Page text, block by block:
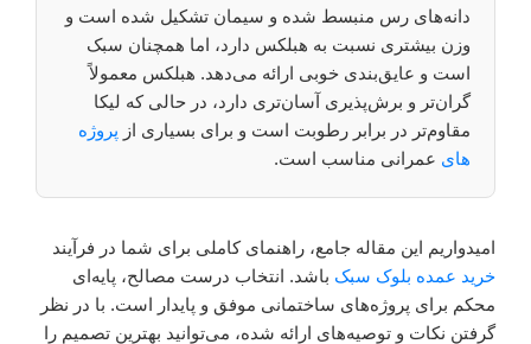
دانه‌های رس منبسط شده و سیمان تشکیل شده است و
وزن بیشتری نسبت به هبلکس دارد، اما همچنان سبک
است و عایق‌بندی خوبی ارائه می‌دهد. هبلکس معمولاً
گران‌تر و برش‌پذیری آسان‌تری دارد، در حالی که لیکا
مقاوم‌تر در برابر رطوبت است و برای بسیاری از پروژه
های عمرانی مناسب است.
امیدواریم این مقاله جامع، راهنمای کاملی برای شما در فرآیند
خرید عمده بلوک سبک باشد. انتخاب درست مصالح، پایه‌ای
محکم برای پروژه‌های ساختمانی موفق و پایدار است. با در نظر
گرفتن نکات و توصیه‌های ارائه شده، می‌توانید بهترین تصمیم را